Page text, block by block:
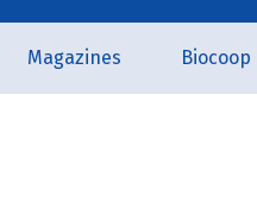
Magazines Biocoop